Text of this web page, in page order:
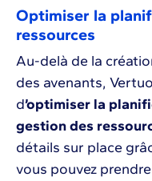
Optimiser la
ressources
Au-delà de la
des avenants,
d’optimiser la
gestion des
détails sur place
vous pouvez